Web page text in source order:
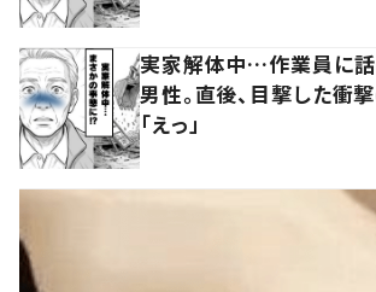
実家解体中…作業員に話
男性。直後、目撃した衝
「えっ」